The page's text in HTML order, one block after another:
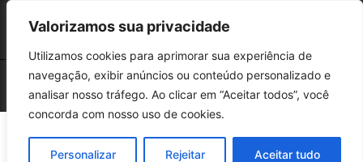
Valorizamos sua privacidade
Utilizamos cookies para aprimorar sua experiência de
navegação, exibir anúncios ou conteúdo personalizado e
analisar nosso tráfego. Ao clicar em “Aceitar todos”, você
concorda com nosso uso de cookies.
Personalizar Rejeitar Aceitar tudo